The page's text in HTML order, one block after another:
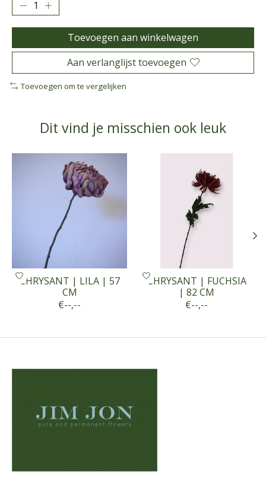
Toevoegen aan winkelwagen
Aan verlanglijst toevoegen
Toevoegen om te vergelijken
Dit vind je misschien ook leuk
Items van productcarrousel
CHRYSANT | LILA | 57
CM
€--,--
CHRYSANT | FUCHSIA
| 82 CM
€--,--